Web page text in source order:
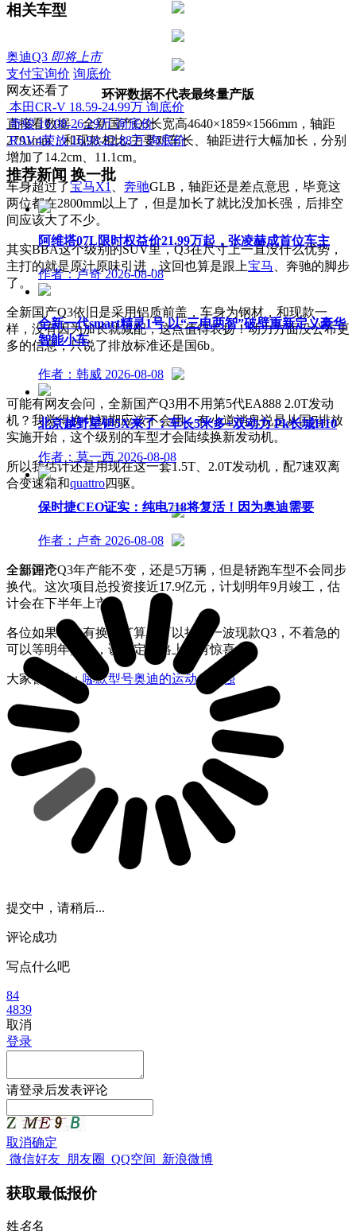
环评数据不代表最终量产版
直接看数据，全新国产Q3长宽高4640×1859×1566mm，轴距
2791mm，和现款相比,主要对车长、轴距进行大幅加长，分别
增加了14.2cm、11.1cm。
车身超过了宝马X1 奔驰GLB，轴距还是差点意思，毕竟这
两位都在2800mm以上了，但是加长了就比没加长强，后排空
间应该大了不少。
其实BBA这个级别的SUV里，Q3在尺寸上一直没什么优势，
主打的就是原汁原味引进，这回也算是跟上宝马
、奔驰的脚步
了。
全新国产Q3依旧是采用铝质前盖，车身为钢材，和现款一
样，没有因为加长就减配，这点值得表扬！动力方面没公布更
多的信息，只说了排放标准还是国6b。
可能有网友会问，全新国产Q3用不用第5代EA888 2.0T发动
机？我觉得换代初期应该不会用，有小道消息说是从国7排放
实施开始，这个级别的车型才会陆续换新发动机。
所以我估计还是用现在这一套1.5T、2.0T发动机，配7速双离
合变速箱和quattro四驱。
全新国产Q3年产能不变，还是5万辆，但是轿跑车型不会同步
换代。这次项目总投资接近17.9亿元，计划明年9月竣工，估
计会在下半年上市。
各位如果今年有换车打算，可以抄底一波现款Q3，不着急的
可以等明年换代，说不定价格上会有惊喜。
大家都在看：哪款型号奥迪的运动感最强
相关车型
奥迪Q3 即将上市
支付宝询价 询底价
网友还看了
本田CR-V 18.59-24.99万 询底价
奇骏 16.08-26.29万 询底价
RAV4荣放 16.98-22.88万 询底价
推荐新闻 换一批
阿维塔07L限时权益价21.99万起，张凌赫成首位车主
作者：卢奇 2026-08-08
全新一代smart精灵1号 以“三电两智”破壁重新定义豪华
智能小车
作者：韩威 2026-08-08
北京越野星钽5X来了：车长5米多+双动力 Pk长城H10
作者：莫一西 2026-08-08
保时捷CEO证实：纯电718将复活！因为奥迪需要
作者：卢奇 2026-08-08
全部评论
提交中，请稍后...
评论成功
写点什么吧
84
4839
取消
登录
请登录后发表评论
取消确定
微信好友 朋友圈 QQ空间 新浪微博
获取最低报价
姓名名